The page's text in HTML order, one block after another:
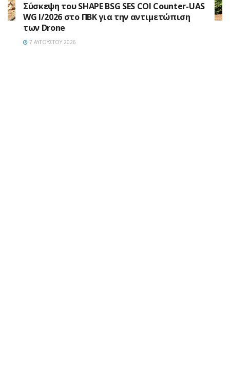
Σύσκεψη του SHAPE BSG SES COI Counter-UAS
WG I/2026 στο ΠΒΚ για την αντιμετώπιση
των Drone
7 ΑΥΓΟΎΣΤΟΥ 2026